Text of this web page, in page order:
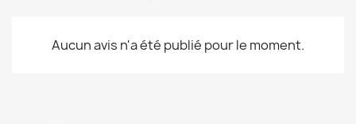
Aucun avis n'a été publié pour le moment.